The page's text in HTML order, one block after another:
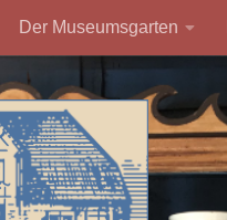
Der Museumsgarten